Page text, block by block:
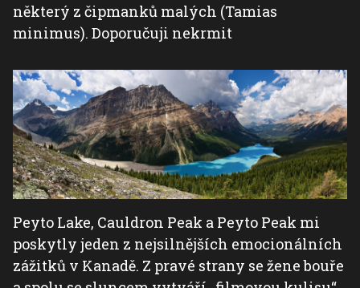
některý z čipmanků malých (Tamias
minimus). Doporučuji nekrmit
Peyto Lake, Cauldron Peak a Peyto Peak mi
poskytly jeden z nejsilnějších emocionálních
zážitků v Kanadě. Z pravé strany se žene bouře